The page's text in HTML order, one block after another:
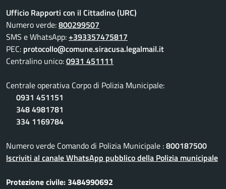
Ufficio Rapporti con il Cittadino (URC)
Numero verde:800299507
SMS e WhatsApp:+393357475817
PEC: protocollo@comune.siracusa.legalmail.it
Centralino unico:0931 451111
Centrale operativa Corpo di Polizia Municipale:
0931 451151
348 4981781
334 1169784
Numero verde Comando di Polizia Municipale :800187500
Iscriviti al canale WhatsApp pubblico della Polizia municipale
Protezione civile: 3484990692